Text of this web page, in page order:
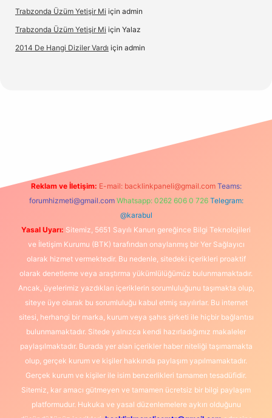
Trabzonda Üzüm Yetişir Mi için admin
Trabzonda Üzüm Yetişir Mi için Yalaz
2014 De Hangi Diziler Vardı için admin
Reklam ve İletişim: E-mail: backlinkpaneli@gmail.com Teams:
forumhizmeti@gmail.com Whatsapp: 0262 606 0 726 Telegram:
@karabul
Yasal Uyarı: Sitemiz, 5651 Sayılı Kanun gereğince Bilgi Teknolojileri
ve İletişim Kurumu (BTK) tarafından onaylanmış bir Yer Sağlayıcı
olarak hizmet vermektedir. Bu nedenle, sitedeki içerikleri proaktif
olarak denetleme veya araştırma yükümlülüğümüz bulunmamaktadır.
Ancak, üyelerimiz yazdıkları içeriklerin sorumluluğunu taşımakta olup,
siteye üye olarak bu sorumluluğu kabul etmiş sayılırlar. Bu internet
sitesi, herhangi bir marka, kurum veya şahıs şirketi ile hiçbir bağlantısı
bulunmamaktadır. Sitede yalnızca kendi hazırladığımız makaleler
paylaşılmaktadır. Burada yer alan içerikler haber niteliği taşımamakta
olup, gerçek kurum ve kişiler hakkında paylaşım yapılmamaktadır.
Gerçek kurum ve kişiler ile isim benzerlikleri tamamen tesadüfidir.
Sitemiz, kar amacı gütmeyen ve tamamen ücretsiz bir bilgi paylaşım
platformudur. Hukuka ve yasal düzenlemelere aykırı olduğunu